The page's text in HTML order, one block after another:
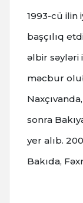
1993-cü ilin
başçılıq
əlbir səyləri
məcbur
sonra
yer alıb.
Bakıda,